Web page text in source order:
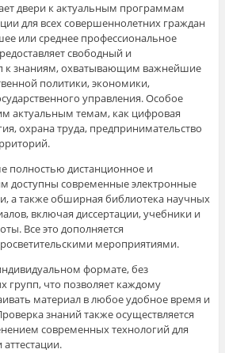
двери к актуальным программам
для всех совершеннолетних граждан
или среднее профессиональное
свободный и
к знаниям, охватывающим важнейшие
политики, экономики,
управления. Особое
актуальным темам, как цифровая
охрана труда, предпринимательство
полностью дистанционное и
доступны современные электронные
а также обширная библиотека научных
включая диссертации, учебники и
Все это дополняется
мероприятиями.
формате, без
что позволяет каждому
материал в любое удобное время и
знаний также осуществляется
современных технологий для